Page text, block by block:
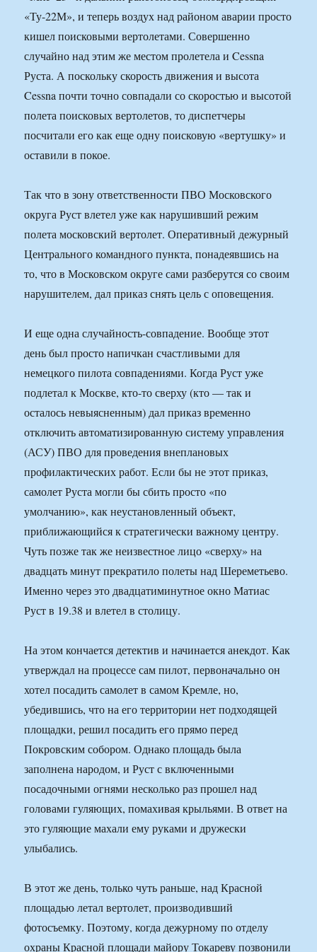
«Ту-22М», и теперь воздух над районом аварии просто
кишел поисковыми вертолетами. Совершенно
случайно над этим же местом пролетела и Cessna
Руста. А поскольку скорость движения и высота
Cessna почти точно совпадали со скоростью и высотой
полета поисковых вертолетов, то диспетчеры
посчитали его как еще одну поисковую «вертушку» и
оставили в покое.
Так что в зону ответственности ПВО Московского
округа Руст влетел уже как нарушивший режим
полета московский вертолет. Оперативный дежурный
Центрального командного пункта, понадеявшись на
то, что в Московском округе сами разберутся со своим
нарушителем, дал приказ снять цель с оповещения.
И еще одна случайность-совпадение. Вообще этот
день был просто напичкан счастливыми для
немецкого пилота совпадениями. Когда Руст уже
подлетал к Москве, кто-то сверху (кто — так и
осталось невыясненным) дал приказ временно
отключить автоматизированную систему управления
(АСУ) ПВО для проведения внеплановых
профилактических работ. Если бы не этот приказ,
самолет Руста могли бы сбить просто «по
умолчанию», как неустановленный объект,
приближающийся к стратегически важному центру.
Чуть позже так же неизвестное лицо «сверху» на
двадцать минут прекратило полеты над Шереметьево.
Именно через это двадцатиминутное окно Матиас
Руст в 19.38 и влетел в столицу.
На этом кончается детектив и начинается анекдот. Как
утверждал на процессе сам пилот, первоначально он
хотел посадить самолет в самом Кремле, но,
убедившись, что на его территории нет подходящей
площадки, решил посадить его прямо перед
Покровским собором. Однако площадь была
заполнена народом, и Руст с включенными
посадочными огнями несколько раз прошел над
головами гуляющих, помахивая крыльями. В ответ на
это гуляющие махали ему руками и дружески
улыбались.
В этот же день, только чуть раньше, над Красной
площадью летал вертолет, производивший
фотосъемку. Поэтому, когда дежурному по отделу
охраны Красной площади майору Токареву позвонили